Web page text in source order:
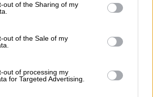
visit or usage behaviour. You may click to
to Google and its third-party tags to
below specified purposes in below Google
out of the Sharing of my
out of the Sale of my
out of processing my
for Targeted Advertising.
Παρίσι, Βελιγράδικαι
επηρεάζεται από τα
σωματίδια που
ταξίδεψαν
κατά μήκος της
παρακολούθησης της
Copernicus, ανακοίνωσε ότι η